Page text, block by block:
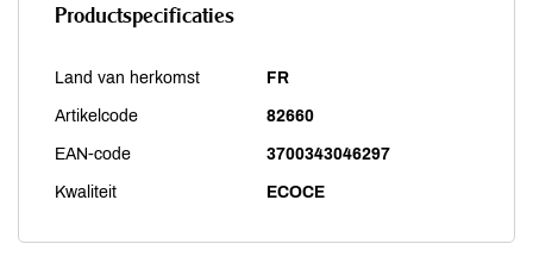
Productspecificaties
Land van herkomst FR
Artikelcode 82660
EAN-code 3700343046297
Kwaliteit ECOCE